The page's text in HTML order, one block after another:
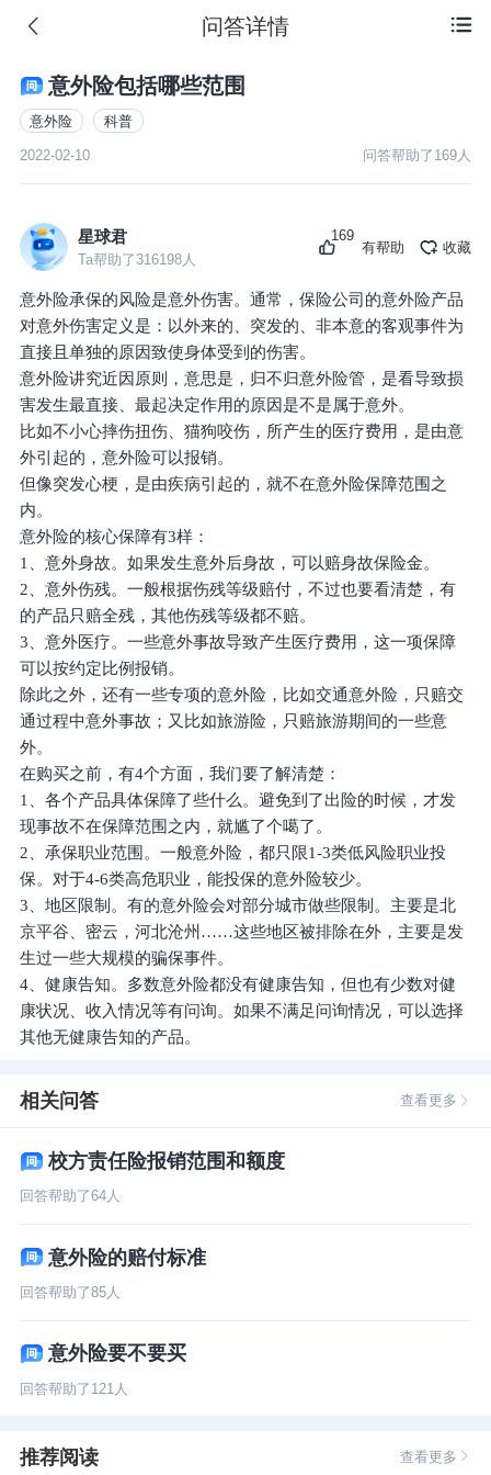
 问答详情
意外险包括哪些范围
意外险 科普
2022-02-10 问答帮助了 169人
星球君
Ta帮助了 316198人
169
有帮助 收藏
意外险承保的风险是意外伤害。通常，保险公司的意外险产品
对意外伤害定义是：以外来的、突发的、非本意的客观事件为
直接且单独的原因致使身体受到的伤害。
意外险讲究近因原则，意思是，归不归意外险管，是看导致损
害发生最直接、最起决定作用的原因是不是属于意外。
比如不小心摔伤扭伤、猫狗咬伤，所产生的医疗费用，是由意
外引起的，意外险可以报销。
但像突发心梗，是由疾病引起的，就不在意外险保障范围之
内。
意外险的核心保障有3样：
1、意外身故。如果发生意外后身故，可以赔身故保险金。
2、意外伤残。一般根据伤残等级赔付，不过也要看清楚，有
的产品只赔全残，其他伤残等级都不赔。
3、意外医疗。一些意外事故导致产生医疗费用，这一项保障
可以按约定比例报销。
除此之外，还有一些专项的意外险，比如交通意外险，只赔交
通过程中意外事故；又比如旅游险，只赔旅游期间的一些意
外。
在购买之前，有4个方面，我们要了解清楚：
1、各个产品具体保障了些什么。避免到了出险的时候，才发
现事故不在保障范围之内，就尴了个噶了。
2、承保职业范围。一般意外险，都只限1-3类低风险职业投
保。对于4-6类高危职业，能投保的意外险较少。
3、地区限制。有的意外险会对部分城市做些限制。主要是北
京平谷、密云，河北沧州……这些地区被排除在外，主要是发
生过一些大规模的骗保事件。
4、健康告知。多数意外险都没有健康告知，但也有少数对健
康状况、收入情况等有问询。如果不满足问询情况，可以选择
其他无健康告知的产品。
相关问答 查看更多
校方责任险报销范围和额度
回答帮助了64人
意外险的赔付标准
回答帮助了85人
意外险要不要买
回答帮助了 121 人
推荐阅读 查看更多